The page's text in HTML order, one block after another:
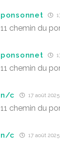
ponsonnet
11 chemin du
ponsonnet
11 chemin du
n/c 17 août
11 chemin du
n/c 17 août